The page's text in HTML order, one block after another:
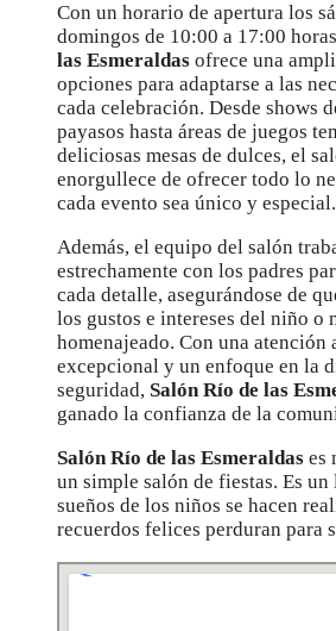
Con un horario de apertura los
domingos de 10:00 a 17:00
las Esmeraldas ofrece una
opciones para adaptarse a las
cada celebración. Desde shows
payasos hasta áreas de juegos
deliciosas mesas de dulces, el
enorgullece de ofrecer todo lo
cada evento sea único y especial.
Además, el equipo del salón
estrechamente con los padres
cada detalle, asegurándose de
los gustos e intereses del niño o
homenajeado. Con una atención
excepcional y un enfoque en la
seguridad, Salón Río de las
ganado la confianza de la
Salón Río de las Esmeraldas es
un simple salón de fiestas. Es
sueños de los niños se hacen
recuerdos felices perduran para